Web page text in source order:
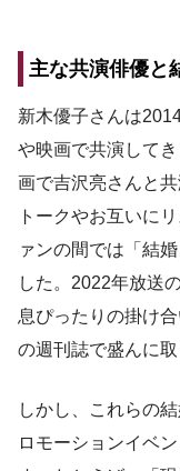
主な共演俳優と
新木優子さんは
や映画で共演して
画で吉沢亮さんと
トークやお互いに
ァンの間では「結
した。2022年放送
息ぴったりの掛け
の週刊誌で盛んに取
しかし、これらの
ロモーションイベ